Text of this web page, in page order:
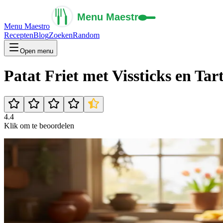
Menu Maestro
ReceptenBlogZoekenRandom
Open menu
Patat Friet met Vissticks en
4.4
Klik om te beoordelen